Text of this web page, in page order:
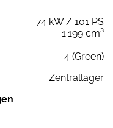
74 kW / 101 PS
1.199 cm³
4 (Green)
Zentrallager